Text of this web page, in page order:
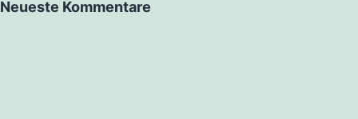
Neueste Kommentare